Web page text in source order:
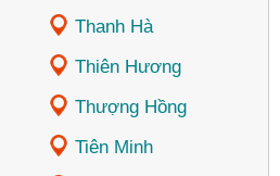
Thanh Hà
Thiên Hương
Thượng Hồng
Tiên Minh